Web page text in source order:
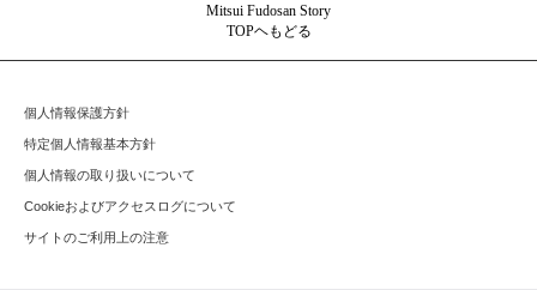
Mitsui Fudosan Story
TOPヘもどる
個人情報保護方針
特定個人情報基本方針
個人情報の取り扱いについて
Cookieおよびアクセスログについて
サイトのご利用上の注意